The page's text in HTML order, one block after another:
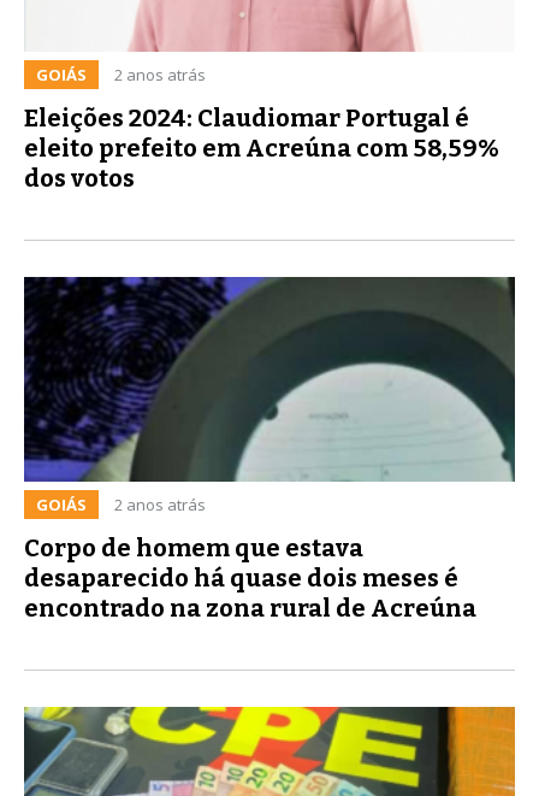
GOIÁS 2 anos atrás
Eleições 2024: Claudiomar Portugal é
eleito prefeito em Acreúna com 58,59%
dos votos
GOIÁS 2 anos atrás
Corpo de homem que estava
desaparecido há quase dois meses é
encontrado na zona rural de Acreúna